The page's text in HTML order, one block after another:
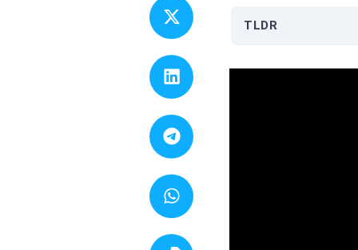
TLDR